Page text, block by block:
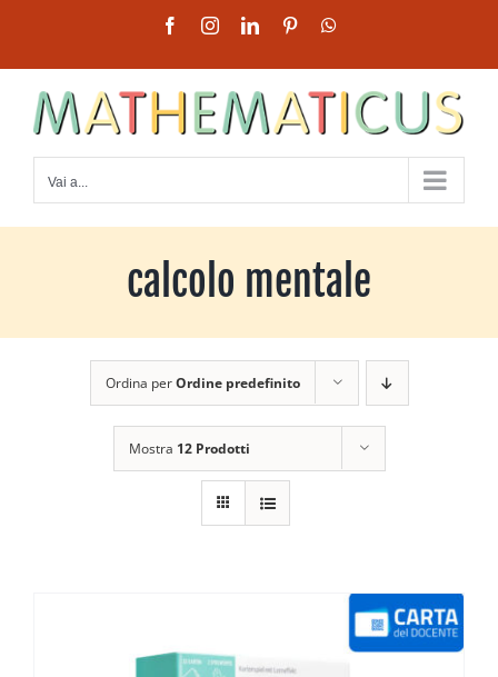
contenuto
FacebookInstagramLinkedInPinterest
Vai a...
calcolo mentale
Ordina perOrdine predefinito
Mostra 12 Prodotti